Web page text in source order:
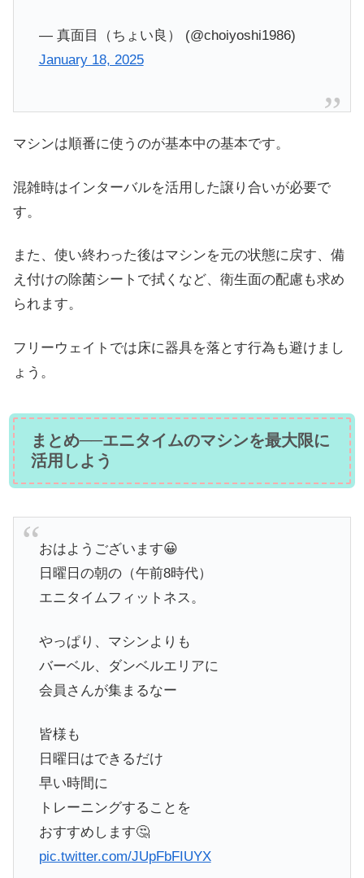
— 真面目（ちょい良） (@choiyoshi1986)
January 18, 2025
マシンは順番に使うのが基本中の基本です。
混雑時はインターバルを活用した譲り合いが必要で
す。
また、使い終わった後はマシンを元の状態に戻す、備
え付けの除菌シートで拭くなど、衛生面の配慮も求め
られます。
フリーウェイトでは床に器具を落とす行為も避けまし
ょう。
まとめ──エニタイムのマシンを最大限に
活用しよう
おはようございます😀
日曜日の朝の（午前8時代）
エニタイムフィットネス。
やっぱり、マシンよりも
バーベル、ダンベルエリアに
会員さんが集まるなー
皆様も
日曜日はできるだけ
早い時間に
トレーニングすることを
おすすめします🤔
pic.twitter.com/JUpFbFIUYX